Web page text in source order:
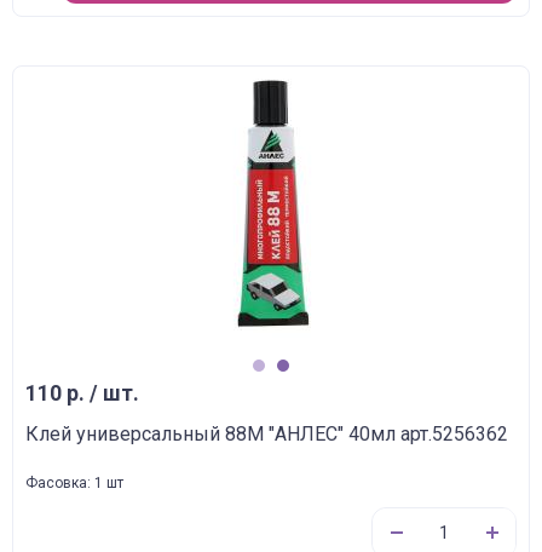
110 р. / шт.
Клей универсальный 88М "АНЛЕС" 40мл арт.5256362
Фасовка: 1 шт